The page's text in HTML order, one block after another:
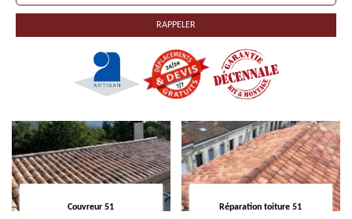
Couvreur 51 Réparation toiture 51